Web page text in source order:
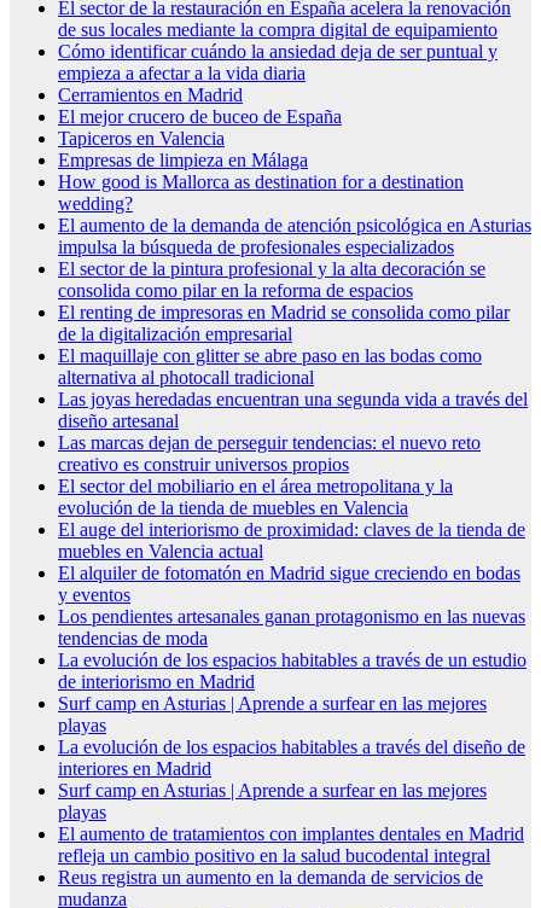
El sector de la restauración en España acelera la renovación
de sus locales mediante la compra digital de equipamiento
Cómo identificar cuándo la ansiedad deja de ser puntual y
empieza a afectar a la vida diaria
Cerramientos en Madrid
El mejor crucero de buceo de España
Tapiceros en Valencia
Empresas de limpieza en Málaga
How good is Mallorca as destination for a destination
wedding?
El aumento de la demanda de atención psicológica en Asturias
impulsa la búsqueda de profesionales especializados
El sector de la pintura profesional y la alta decoración se
consolida como pilar en la reforma de espacios
El renting de impresoras en Madrid se consolida como pilar
de la digitalización empresarial
El maquillaje con glitter se abre paso en las bodas como
alternativa al photocall tradicional
Las joyas heredadas encuentran una segunda vida a través del
diseño artesanal
Las marcas dejan de perseguir tendencias: el nuevo reto
creativo es construir universos propios
El sector del mobiliario en el área metropolitana y la
evolución de la tienda de muebles en Valencia
El auge del interiorismo de proximidad: claves de la tienda de
muebles en Valencia actual
El alquiler de fotomatón en Madrid sigue creciendo en bodas
y eventos
Los pendientes artesanales ganan protagonismo en las nuevas
tendencias de moda
La evolución de los espacios habitables a través de un estudio
de interiorismo en Madrid
Surf camp en Asturias | Aprende a surfear en las mejores
playas
La evolución de los espacios habitables a través del diseño de
interiores en Madrid
Surf camp en Asturias | Aprende a surfear en las mejores
playas
El aumento de tratamientos con implantes dentales en Madrid
refleja un cambio positivo en la salud bucodental integral
Reus registra un aumento en la demanda de servicios de
mudanza